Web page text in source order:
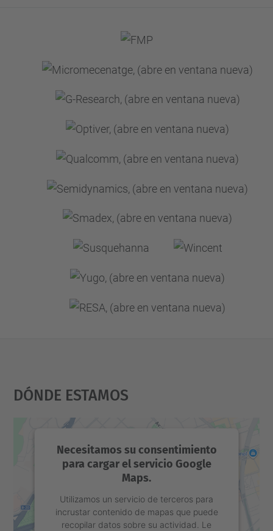
Dónde Estamos
Necesitamos su consentimiento
para cargar el servicio Google
Maps.
Utilizamos un servicio de terceros para
incrustar contenido de mapas que puede
recopilar datos sobre su actividad. Le